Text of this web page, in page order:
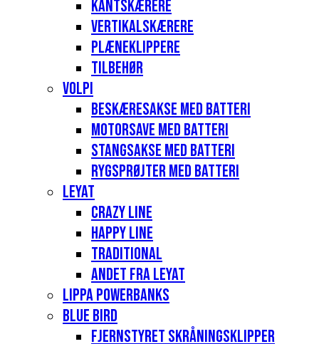
Kantskærere
Vertikalskærere
Plæneklippere
Tilbehør
Volpi
Beskæresakse med batteri
Motorsave med batteri
Stangsakse med batteri
Rygsprøjter med batteri
Leyat
Crazy Line
Happy Line
Traditional
Andet fra Leyat
Lippa Powerbanks
Blue Bird
Fjernstyret skråningsklipper